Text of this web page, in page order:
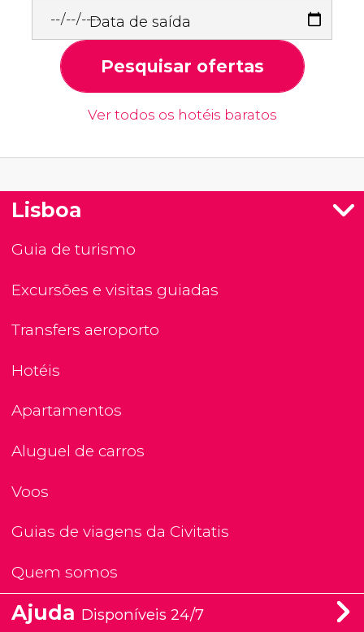
Data de saída
Pesquisar ofertas
Ver todos os hotéis baratos
Lisboa
Guia de turismo
Excursões e visitas guiadas
Transfers aeroporto
Hotéis
Apartamentos
Aluguel de carros
Voos
Guias de viagens da Civitatis
Quem somos
Ajuda Disponíveis 24/7